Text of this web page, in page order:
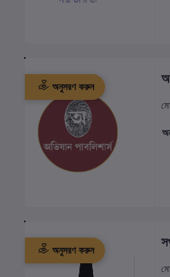
অনুসরণ করুন
অনুসরণ করুন